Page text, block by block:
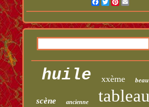
Facebook
TwitterPinterest
huile xxème beau
scène ancienne tableau